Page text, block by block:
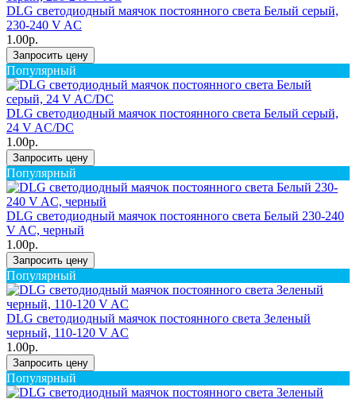
DLG светодиодный маячок постоянного света Белый серый,
230-240 V AC
1.00р.
Запросить цену
Популярный
DLG светодиодный маячок постоянного света Белый серый,
24 V AC/DC
1.00р.
Запросить цену
Популярный
DLG светодиодный маячок постоянного света Белый 230-240
V AC, черный
1.00р.
Запросить цену
Популярный
DLG светодиодный маячок постоянного света Зеленый
черный, 110-120 V AC
1.00р.
Запросить цену
Популярный